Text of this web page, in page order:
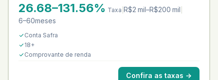
26.68–131.56% Taxa R$2 mil–R$200 mil
6–60meses
Conta Safra
18+
Comprovante de renda
Confira as taxas →